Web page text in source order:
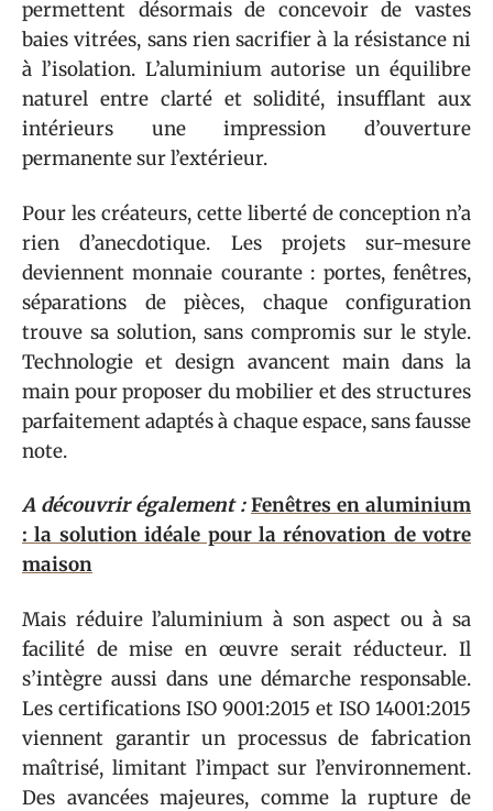
permettent désormais de concevoir de vastes
baies vitrées, sans rien sacrifier à la résistance ni
à l’isolation. L’aluminium autorise un équilibre
naturel entre clarté et solidité, insufflant aux
intérieurs une impression d’ouverture
permanente sur l’extérieur.
Pour les créateurs, cette liberté de conception n’a
rien d’anecdotique. Les projets sur-mesure
deviennent monnaie courante : portes, fenêtres,
séparations de pièces, chaque configuration
trouve sa solution, sans compromis sur le style.
Technologie et design avancent main dans la
main pour proposer du mobilier et des structures
parfaitement adaptés à chaque espace, sans fausse
note.
A découvrir également : Fenêtres en aluminium
: la solution idéale pour la rénovation de votre
maison
Mais réduire l’aluminium à son aspect ou à sa
facilité de mise en œuvre serait réducteur. Il
s’intègre aussi dans une démarche responsable.
Les certifications ISO 9001:2015 et ISO 14001:2015
viennent garantir un processus de fabrication
maîtrisé, limitant l’impact sur l’environnement.
Des avancées majeures, comme la rupture de